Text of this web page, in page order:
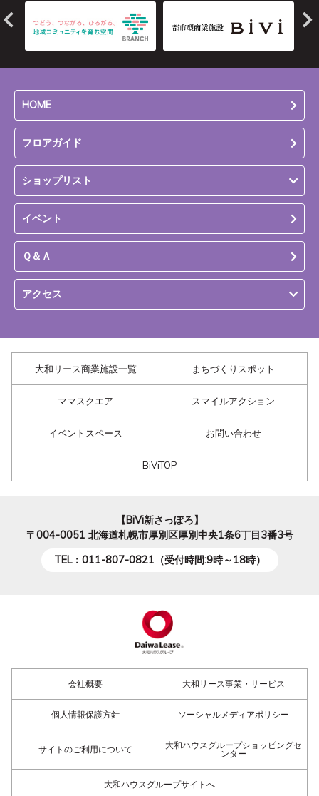
HOME
フロアガイド
ショップリスト
イベント
Ｑ＆Ａ
アクセス
大和リース商業施設一覧 まちづくりスポット
ママスクエア スマイルアクション
イベントスペース お問い合わせ
BiViTOP
【BiVi新さっぽろ】
〒004-0051 北海道札幌市厚別区厚別中央1条6丁目3番3号
TEL：011-807-0821（受付時間:9時～18時）
会社概要 大和リース事業・サービス
個人情報保護方針 ソーシャルメディアポリシー
サイトのご利用について
大和ハウスグループショッピングセ
ンター
大和ハウスグループサイトへ